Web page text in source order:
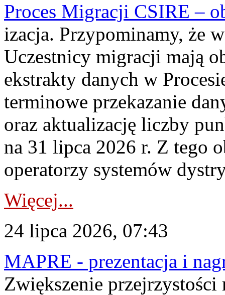
Proces Migracji CSIRE –
izacja. Przypominamy, że
Uczestnicy migracji mają
ekstrakty danych w
terminowe przekazanie
oraz aktualizację liczby
na 31 lipca 2026 r. Z tego
operatorzy systemów
Więcej...
24 lipca 2026, 07:43
MAPRE - prezentacja i
Zwiększenie